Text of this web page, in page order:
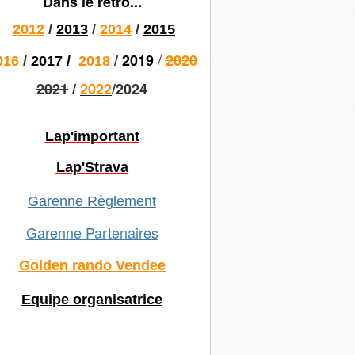
2012 / 2013 / 2014 / 2015
/ 2017/ 2018 / 2019 /2020
2021/2022/2024
Lap'important
Lap'Strava
Garenne Règlement
Garenne Partenaires
Golden rando Vendee
Equipe organisatrice